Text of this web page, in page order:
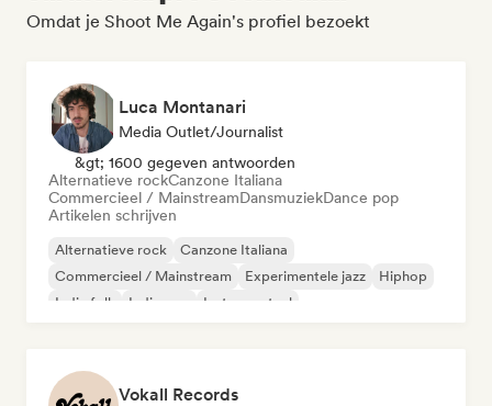
Omdat je Shoot Me Again's profiel bezoekt
Luca Montanari
Media Outlet/Journalist
&gt; 1600 gegeven antwoorden
Alternatieve rockCanzone Italiana
Commercieel / MainstreamDansmuziekDance pop
Artikelen schrijven
Alternatieve rock
Canzone Italiana
Commercieel / Mainstream
Experimentele jazz
Hiphop
Indie folk
Indie pop Instrumentaal
Vokall Records